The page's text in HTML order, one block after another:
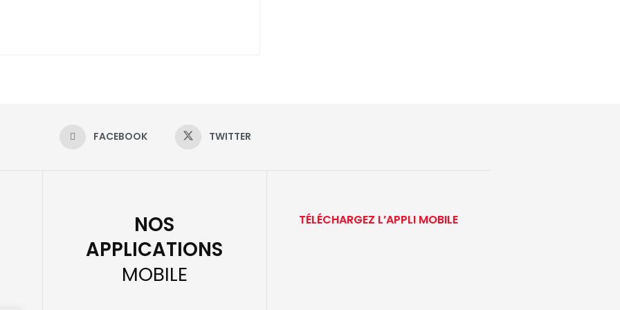
FACEBOOK TWITTER
NOS
APPLICATIONS
MOBILE
TÉLÉCHARGEZ L’APPLI MOBILE